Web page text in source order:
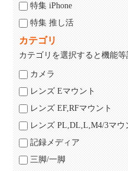
特集 iPhone
特集 推し活
カテゴリ
カテゴリを選択すると機能等
カメラ
レンズ Eマウント
レンズ EF,RFマウント
レンズ PL,DL,L,M4/3マウ
記録メディア
三脚/一脚